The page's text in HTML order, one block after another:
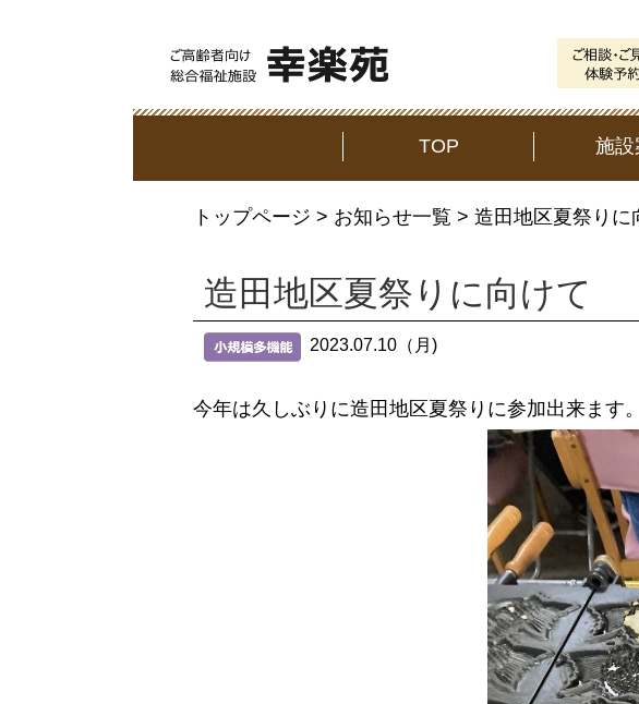
TOP 施設
トップページ > お知らせ一覧 > 造田地区夏祭りに
造田地区夏祭りに向けて
2023.07.10（月)
今年は久しぶりに造田地区夏祭りに参加出来ます